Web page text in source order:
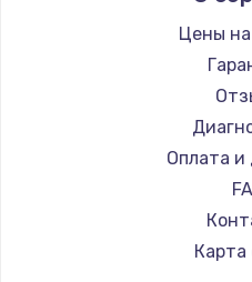
Замена шим-
Ремонт
Ремонт
Ремонт
Ремонт
Ремонт
Ремонт
Ремонт
Ремонт
Цены
Оплата и
Карта